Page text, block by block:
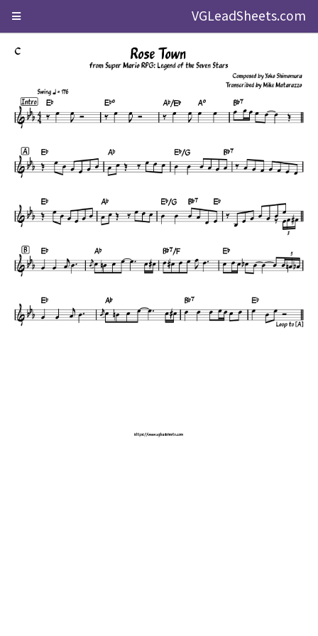
VGLeadSheets.com